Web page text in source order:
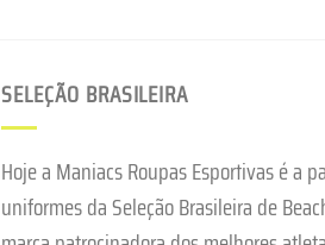
SELEÇÃO BRASILEIRA
Hoje a Maniacs Roupas Esportivas é a
uniformes da Seleção Brasileira de